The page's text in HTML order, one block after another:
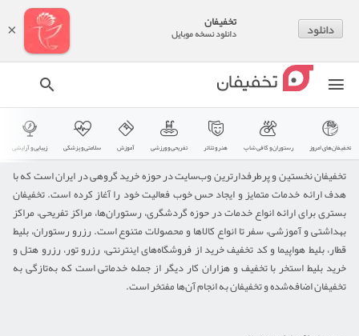
× تخفیفان
دانلود نسخه موبایل دانلود
منوی
کاربری
تخفیفان‌های امروز رستوران و کافی شاپ هنر و تئاتر تفریحی و ورزشی آموزش سلامتی و پزشکی زیبایی و آرایشی
تخفیفان نخستین و پرطرفدارترین وب‌سایت در حوزه خرید گروهی در ایران است که با
هدف ارائه خدمات متمایز و ایجاد حس خوب فعالیت خود را آغاز کرده است. تخفیفان
بستری برای ارائه انواع خدمات در حوزه گردشگری، رستوران‌ها، مراکز تفریحی، مراکز
بهداشتی و آموزشی، سفر تا انواع کالاها و محصولات متنوع است. رزرو رستوران، بلیط
قطار، بلیط هواپیما و کد تخفیف خرید از فروشگاه‌های اینترنتی، رزرو تور، رزرو هتل و
خرید بلیط استخر با تخفیف و هزاران کار دیگر از جمله خدماتی است که به‌تازگی به
تخفیفان اضافه‌شده و تخفیفان به انجام آن‌ها مفتخر است.